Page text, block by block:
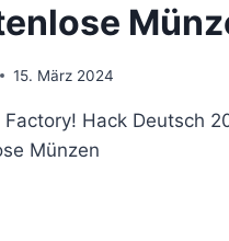
15. März 2024